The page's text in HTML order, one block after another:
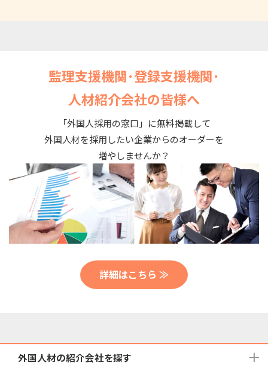
監理支援機関･登録支援機関･
人材紹介会社の皆様へ
「外国人採用の窓口」に無料掲載して
外国人材を採用したい企業からのオーダーを
増やしませんか？
詳細はこちら ≫
外国人材の紹介会社を探す